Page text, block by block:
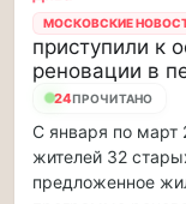
по
Москве
приглашаем
на
музыкальную
и
МОСКОВСКИЕ
приступили к
реновации в
24ПРОЧИТАНО
С января по март
жителей 32
предложенное